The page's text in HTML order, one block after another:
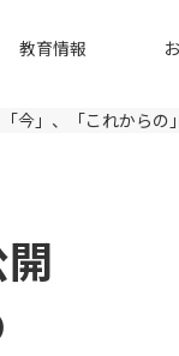
教育情報
」、「これからの